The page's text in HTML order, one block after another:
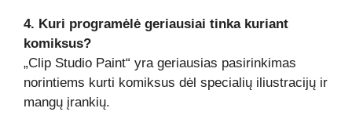
4. Kuri programėlė geriausiai tinka kuriant
komiksus?
„Clip Studio Paint“ yra geriausias pasirinkimas
norintiems kurti komiksus dėl specialių iliustracijų ir
mangų įrankių.